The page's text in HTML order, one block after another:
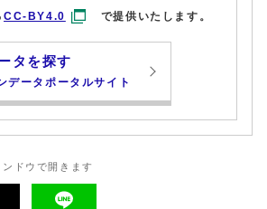
CC-BY4.0 で提供いたします。
タを探す
データポータルサイト
ドウで開きます